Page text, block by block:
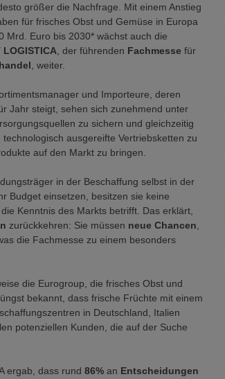
größer die Nachfrage. Mit einem Anstieg
für frisches Obst und Gemüse in Europa
Mrd. Euro bis 2030* wächst auch die
LOGISTICA , der führenden Fachmesse für
, weiter.
und Importeure, deren
Jahr steigt, sehen sich zunehmend unter
zu sichern und gleichzeitig
ausgereifte Vertriebsketten zu
auf den Markt zu bringen.
in der Beschaffung selbst in der
Budget einsetzen, besitzen sie keine
Kenntnis des Markts betrifft. Das erklärt,
zurückkehren: Sie müssen neue Chancen
die Fachmesse zu einem besonders
die Eurogroup, die frisches Obst und
bekannt, dass frische Früchte mit einem
in Deutschland, Italien
potenziellen Kunden, die auf der Suche
ergab, dass rund 86% an Entscheidungen